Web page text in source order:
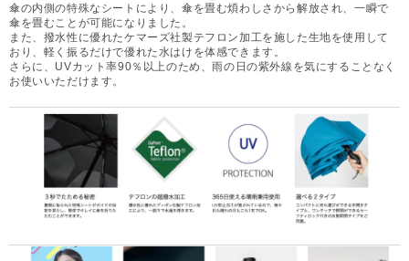
傘の内側の特殊なシートにより、傘を畳む煩わしさから解放され、一瞬で
傘を畳むことが可能になりました。
また、撥水性に優れたケマーズ社製テフロン加工を施した生地を使用して
おり、軽く振るだけで優れた水はけを体感できます。
さらに、UVカット率90％以上のため、雨の日の紫外線を気にすることなく
お使いいただけます。